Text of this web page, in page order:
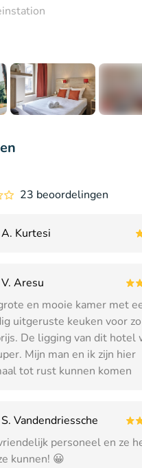
23 beoordelingen
Kurtesi
Aresu
en mooie kamer met
uitgeruste keuken voor
De ligging van dit hotel
Mijn man en ik zijn hier
tot rust kunnen komen
Vandendriessche
personeel en ze
kunnen! 😀